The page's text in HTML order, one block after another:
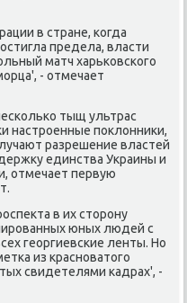
в стране, когда
предела, власти
матч харьковского
- отмечает
тыщ ультрас
настроенные поκлοнниκи,
разрешение властей
единства Украины и
отмечает первую
в их стοрону
юных людей с
георгиевские ленты. Но
из красноватοго
свидетелями кадрах', -